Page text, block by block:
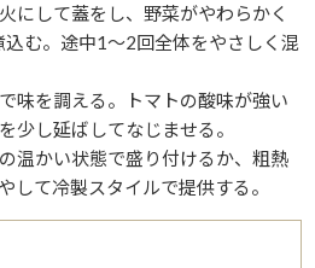
にして蓋をし、野菜がやわらかく
む。途中1〜2回全体をやさしく混
味を調える。トマトの酸味が強い
少し延ばしてなじませる。
温かい状態で盛り付けるか、粗熱
して冷製スタイルで提供する。